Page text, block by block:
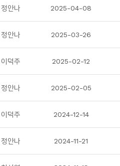
정안나 2025-04-08
정안나 2025-03-26
이덕주 2025-02-12
정안나 2025-02-05
이덕주 2024-12-14
정안나 2024-11-21